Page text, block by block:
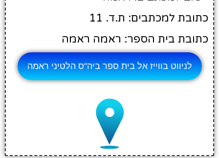
כתובת למכתבים: ת.ד. 11
כתובת בית הספר: ראמה ראמה
לניווט בווייז אל בית ספר ביה"ס הלטיני ראמה